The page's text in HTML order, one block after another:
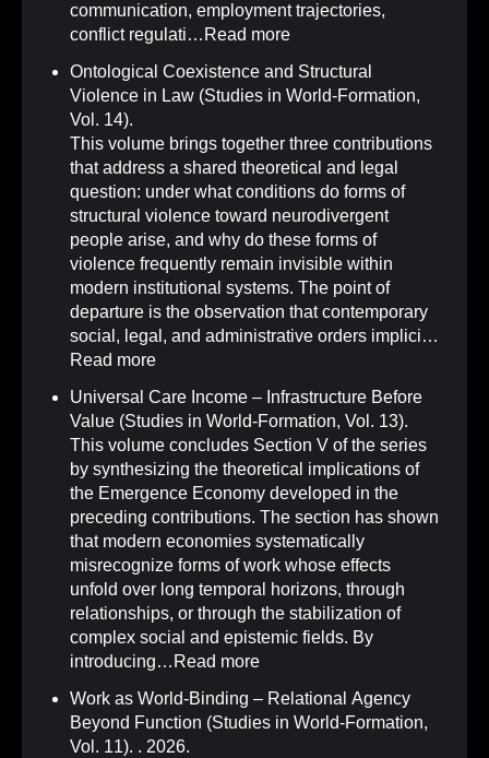
communication, employment trajectories,
conflict regulati… Read more
Ontological Coexistence and Structural
Violence in Law (Studies in World-Formation,
Vol. 14).
This volume brings together three contributions
that address a shared theoretical and legal
question: under what conditions do forms of
structural violence toward neurodivergent
people arise, and why do these forms of
violence frequently remain invisible within
modern institutional systems. The point of
departure is the observation that contemporary
social, legal, and administrative orders implici…
Read more
Universal Care Income – Infrastructure Before
Value (Studies in World-Formation, Vol. 13).
This volume concludes Section V of the series
by synthesizing the theoretical implications of
the Emergence Economy developed in the
preceding contributions. The section has shown
that modern economies systematically
misrecognize forms of work whose effects
unfold over long temporal horizons, through
relationships, or through the stabilization of
complex social and epistemic fields. By
introducing… Read more
Work as World-Binding – Relational Agency
Beyond Function (Studies in World-Formation,
Vol. 11). . 2026.